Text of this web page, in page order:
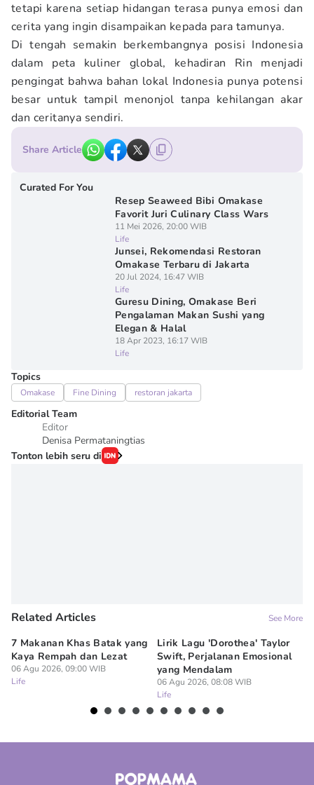
tetapi karena setiap hidangan terasa punya emosi dan
cerita yang ingin disampaikan kepada para tamunya.
Di tengah semakin berkembangnya posisi Indonesia
dalam peta kuliner global, kehadiran Rin menjadi
pengingat bahwa bahan lokal Indonesia punya potensi
besar untuk tampil menonjol tanpa kehilangan akar
dan ceritanya sendiri.
Share Article
Curated For You
Resep Seaweed Bibi Omakase
Favorit Juri Culinary Class Wars
11 Mei 2026, 20:00 WIB
Life
Junsei, Rekomendasi Restoran
Omakase Terbaru di Jakarta
20 Jul 2024, 16:47 WIB
Life
Guresu Dining, Omakase Beri
Pengalaman Makan Sushi yang
Elegan & Halal
18 Apr 2023, 16:17 WIB
Life
Topics
Omakase Fine Dining restoran jakarta
Editorial Team
Editor
Denisa Permataningtias
Tonton lebih seru di
Related Articles See More
7 Makanan Khas Batak yang
Kaya Rempah dan Lezat
06 Agu 2026, 09:00 WIB
Life
Lirik Lagu 'Dorothea' Taylor
Swift, Perjalanan Emosional
yang Mendalam
06 Agu 2026, 08:08 WIB
Life